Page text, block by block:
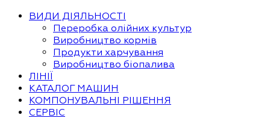
ВИДИ ДІЯЛЬНОСТІ
Переробка олійних культур
Виробництво кормів
Продукти харчування
Виробництво біопалива
ЛІНІЇ
КАТАЛОГ МАШИН
КОМПОНУВАЛЬНІ РІШЕННЯ
СЕРВІС